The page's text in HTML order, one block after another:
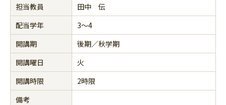
担当教員
田中 伝
配当学年
3～4
開講期
後期／秋学期
開講曜日
火
開講時限
2時限
備考